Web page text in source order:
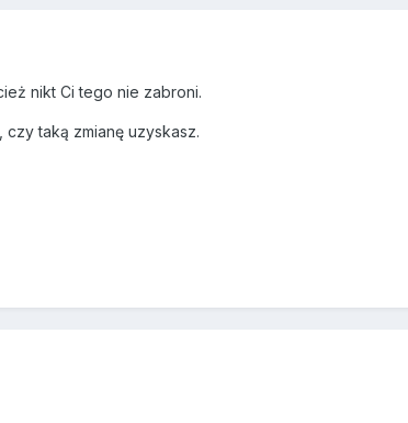
nikt Ci tego nie zabroni.
taką zmianę uzyskasz.